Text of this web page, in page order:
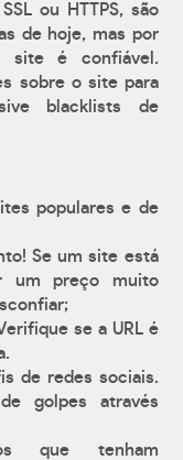
ou HTTPS, são
de hoje, mas por
site é confiável.
sobre o site para
blacklists de
populares e de
Se um site está
um preço muito
se a URL é
de redes sociais.
golpes através
que tenham